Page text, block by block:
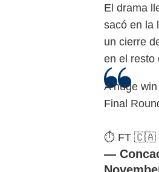
El drama
sacó en la
un cierre
en el resto
A huge
Final
⏱️ FT 🇨🇦
—